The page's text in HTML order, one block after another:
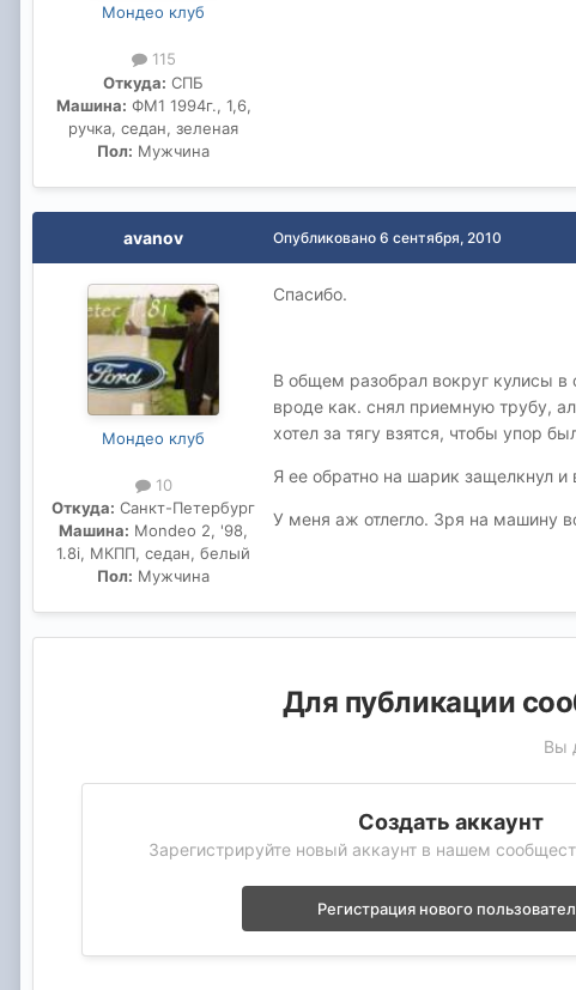
Мондео клуб
115
Откуда: СПБ
Машина: ФМ1 1994г., 1,6,
ручка, седан, зеленая
Пол: Мужчина
avanov
Мондео клуб
10
Откуда: Санкт-Петербург
Машина: Mondeo 2, '98,
1.8i, МКПП, седан, белый
Пол: Мужчина
Опубликовано 6 сентября, 2010
Спасибо.
В общем разобрал вокруг кулисы в
вроде как. снял приемную трубу,
хотел за тягу взятся, чтобы упор
Я ее обратно на шарик защелкнул
У меня аж отлегло. Зря на машину
Для публикации
Вы
Создать аккаунт
Зарегистрируйте новый аккаунт в нашем
Регистрация нового